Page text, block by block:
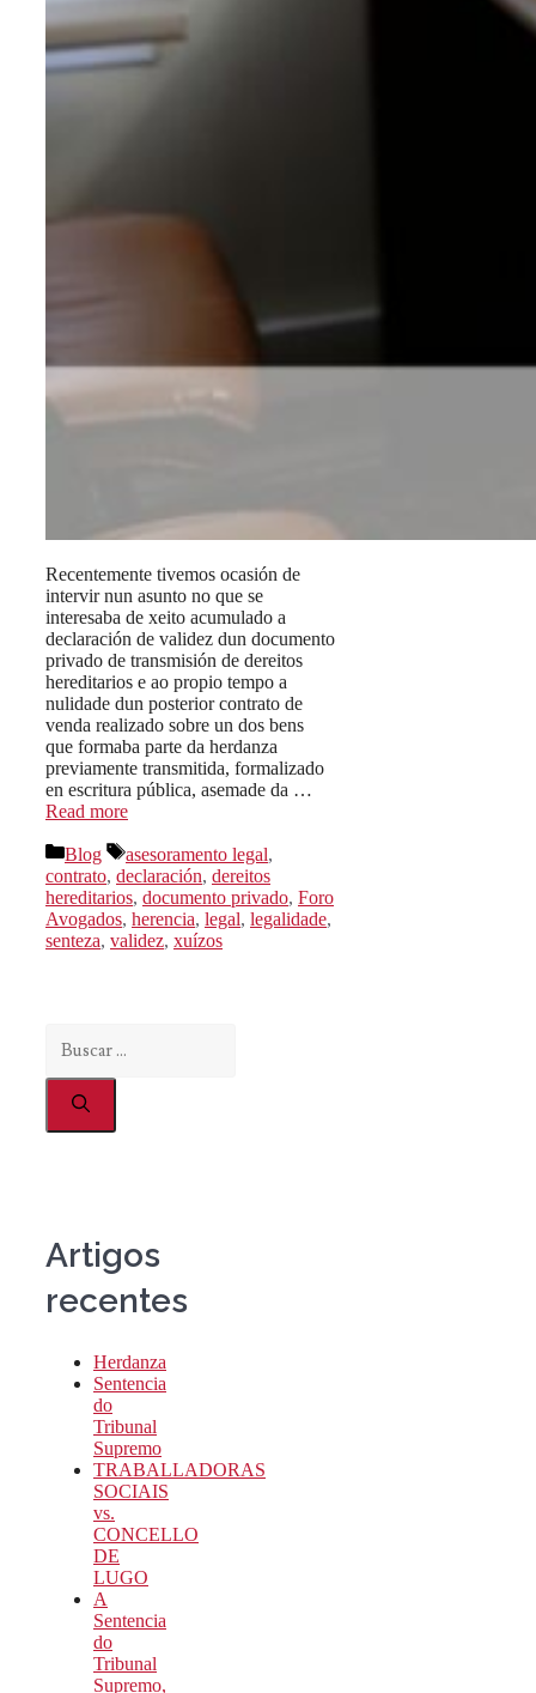
Recentemente tivemos ocasión de
intervir nun asunto no que se
interesaba de xeito acumulado a
declaración de validez dun documento
privado de transmisión de dereitos
hereditarios e ao propio tempo a
nulidade dun posterior contrato de
venda realizado sobre un dos bens
que formaba parte da herdanza
previamente transmitida, formalizado
en escritura pública, asemade da …
Read more
Categorías
Blog Etiquetas
asesoramento legal,
contrato, declaración, dereitos
hereditarios, documento privado, Foro
Avogados, herencia, legal, legalidade,
senteza, validez, xuízos
Artigos
recentes
Herdanza
Sentencia
do
Tribunal
Supremo
TRABALLADORAS
SOCIAIS
vs.
CONCELLO
DE
LUGO
A
Sentencia
do
Tribunal
Supremo,